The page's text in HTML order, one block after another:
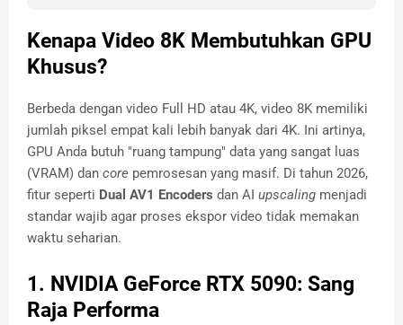
Kenapa Video 8K Membutuhkan GPU
Khusus?
Berbeda dengan video Full HD atau 4K, video 8K memiliki
jumlah piksel empat kali lebih banyak dari 4K. Ini artinya,
GPU Anda butuh "ruang tampung" data yang sangat luas
(VRAM) dan core pemrosesan yang masif. Di tahun 2026,
fitur seperti Dual AV1 Encoders dan AI upscaling menjadi
standar wajib agar proses ekspor video tidak memakan
waktu seharian.
1. NVIDIA GeForce RTX 5090: Sang
Raja Performa